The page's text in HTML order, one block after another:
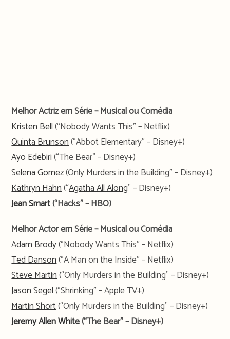
Melhor Actriz em Série – Musical ou Comédia
Kristen Bell(“Nobody Wants This” – Netflix)
Quinta Brunson(“Abbot Elementary” – Disney+)
Ayo Edebiri(“The Bear” – Disney+)
Selena Gomez(Only Murders in the Building” – Disney+)
Kathryn Hahn(“Agatha All Along” – Disney+)
Jean Smart(“Hacks” – HBO)
Melhor Actor em Série – Musical ou Comédia
Adam Brody(“Nobody Wants This” – Netflix)
Ted Danson(“A Man on the Inside” – Netflix)
Steve Martin(“Only Murders in the Building” – Disney+)
Jason Segel(“Shrinking” – Apple TV+)
Martin Short(“Only Murders in the Building” – Disney+)
Jeremy Allen White(“The Bear” – Disney+)